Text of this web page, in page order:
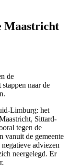
Maastricht
de
naar de
Limburg: het
Sittard-
tegen de
vanuit de gemeente
adviezen
neergelegd. Er